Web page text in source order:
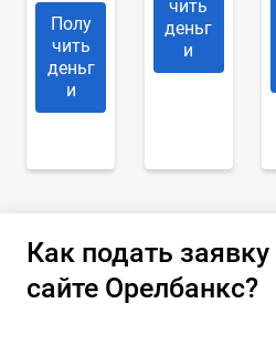
Полу
чить
деньг
и
чить
деньг
и
Как подать
сайте Орелбанкс?